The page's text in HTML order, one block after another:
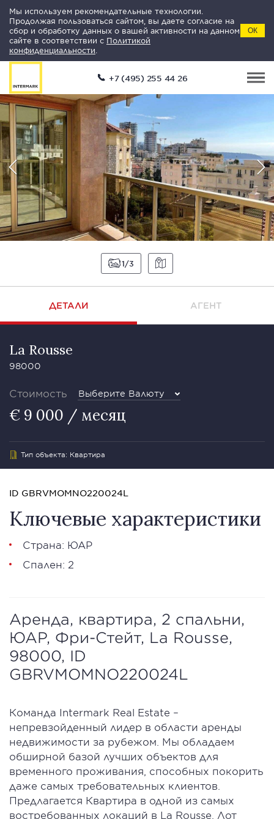
Мы используем рекомендательные технологии.
Продолжая пользоваться сайтом, вы даете согласие на
сбор и обработку данных о вашей активности на данном
сайте в соответствии с Политикой
конфиденциальности
ОК
+7 (495) 255 44 26
1 3
ДЕТАЛИ АГЕНТ
La Rousse
98000
Стоимость Выберите Валюту
€ 9 000 / месяц
Тип объекта: Квартира
ID GBRVMOMNO220024L
Ключевые характеристики
Страна: ЮАР
Спален: 2
Аренда, квартира, 2 спальни,
ЮАР, Фри-Стейт, La Rousse,
98000, ID
GBRVMOMNO220024L
Команда Intermark Real Estate –
непревзойденный лидер в области аренды
недвижимости за рубежом. Мы обладаем
обширной базой лучших объектов для
временного проживания, способных покорить
даже самых требовательных клиентов.
Предлагается Квартира в одной из самых
востребованных локаций в La Rousse. Лот